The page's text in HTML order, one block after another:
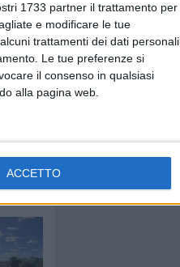
1733 partner il trattamento per
e modificare le tue
trattamenti dei dati personali
Le tue preferenze si
il consenso in qualsiasi
alla pagina web.
ACCETTO